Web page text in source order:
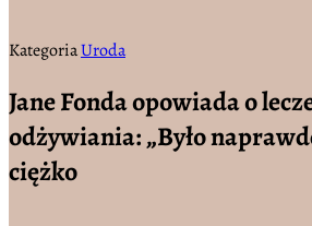
KategoriaUroda
Jane Fonda opowiada o
odżywiania: „Było
ciężko